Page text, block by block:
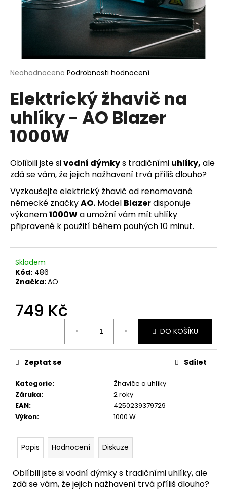
Průměrné
produktu
je
z
5
hvězdiček.
Neohodnoceno Podrobnosti hodnocení
Elektrický žhavič na
uhlíky - AO Blazer
1000W
Oblíbili jste sivodní dýmkys tradičními uhlíky, ale
zdá se vám, že jejich nažhavení trvá příliš dlouho?
Vyzkoušejte elektrický žhavič od renomované
německé značkyAO. Model Blazerdisponuje
výkonem1000Wa umožní vám mít uhlíky
připravené k použití během pouhých 10 minut.
Skladem
Kód: 486
Značka:AO
749 Kč
DO KOŠÍKU
Kategorie:
Žhaviče a uhlíky
Záruka:
2 roky
EAN:
4250239379729
Výkon: 1000 W
Zeptat se Sdílet
Popis Hodnocení Diskuze
Oblíbili jste si vodní dýmky s tradičními uhlíky, ale
zdá se vám, že jejich nažhavení trvá příliš dlouho?
HLEDAT
D
o
o
r
u
č
j
e
m
e